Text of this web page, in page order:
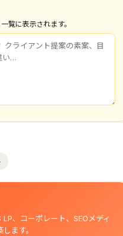
覧に表示されます。
、コーポレート、SEOメディ
ます。